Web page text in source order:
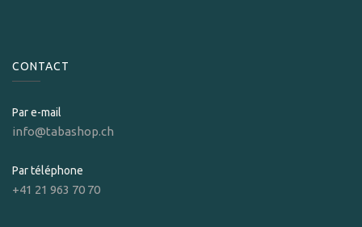
CONTACT
Par e-mail
info@tabashop.ch
Par téléphone
+41 21 963 70 70